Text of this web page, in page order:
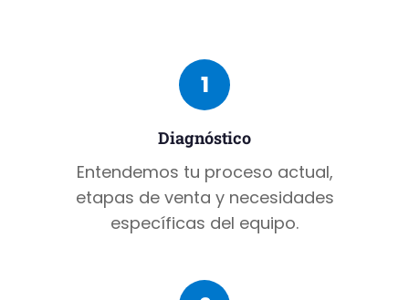
1
Diagnóstico
Entendemos tu proceso actual,
etapas de venta y necesidades
específicas del equipo.